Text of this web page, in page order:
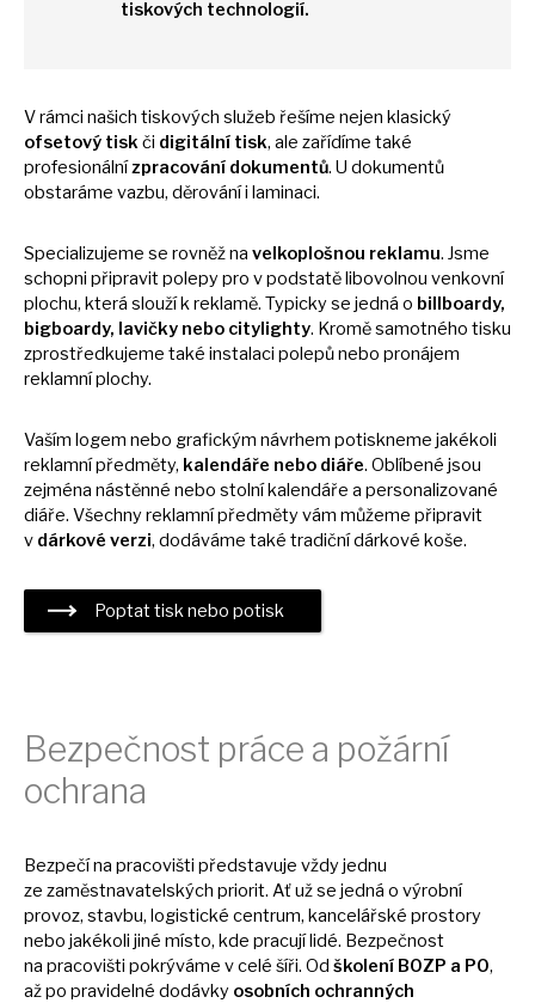
tiskových technologií.
V rámci našich tiskových služeb řešíme nejen klasický
ofsetový tiskči digitální tisk, ale zařídíme také
profesionálnízpracování dokumentů. U dokumentů
obstaráme vazbu, děrováníi laminaci.
Specializujeme se rovněžna velkoplošnou reklamu. Jsme
schopni připravit polepy pro vpodstatě libovolnou venkovní
plochu, která slouží kreklamě. Typickyse jedná o billboardy,
bigboardy, lavičky nebo citylighty. Kromě samotného tisku
zprostředkujeme také instalaci polepů nebo pronájem
reklamní plochy.
Vaším logem nebo grafickým návrhem potiskneme jakékoli
reklamní předměty, kalendáře nebo diáře. Oblíbené jsou
zejména nástěnné nebo stolní kalendáře a personalizované
diáře. Všechny reklamní předměty vám můžeme připravit
v dárkové verzi, dodáváme také tradiční dárkové koše.
Poptat tisk nebo potisk
Bezpečnost práce a požární
ochrana
Bezpečína pracovišti představuje vždy jednu
ze zaměstnavatelských priorit. Aťužse jedná o výrobní
provoz, stavbu, logistické centrum, kancelářské prostory
nebo jakékoli jiné místo, kde pracují lidé. Bezpečnost
na pracovišti pokrýváme vcelé šíři. Od školení BOZP a PO,
ažpo pravidelné dodávky osobních ochranných